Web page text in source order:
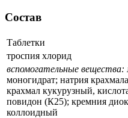
Состав
Таблетки
троспия хлорид
вспомогательные вещества:
моногидрат; натрия
крахмал кукурузный,
повидон (К25); кремния
коллоидный